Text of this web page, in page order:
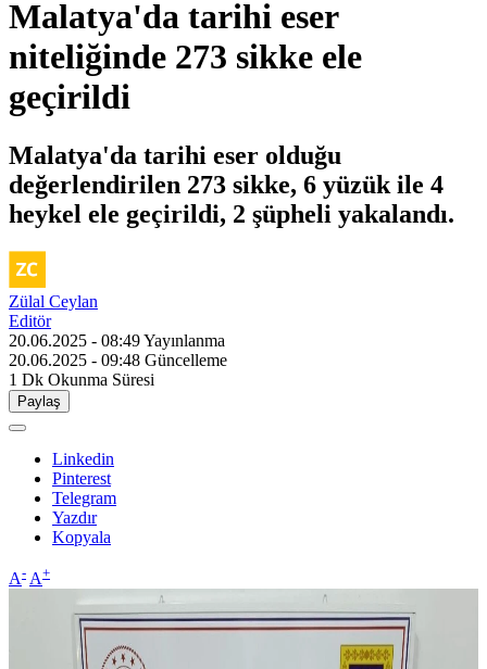
Malatya'da tarihi eser
niteliğinde 273 sikke ele
geçirildi
Malatya'da tarihi eser olduğu
değerlendirilen 273 sikke, 6 yüzük ile 4
heykel ele geçirildi, 2 şüpheli yakalandı.
Zülal Ceylan
Editör
20.06.2025 - 08:49Yayınlanma
20.06.2025 - 09:48 Güncelleme
1 Dk Okunma Süresi
Paylaş
Linkedin
Pinterest
Telegram
Yazdır
Kopyala
A- A+